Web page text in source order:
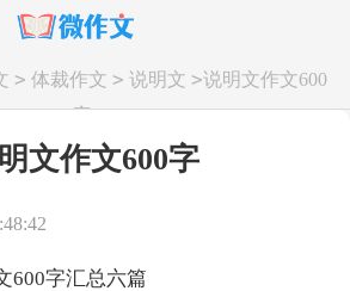
> 体裁作文 > 说明文 >说明文作文600
字
文作文600字
600字汇总六篇